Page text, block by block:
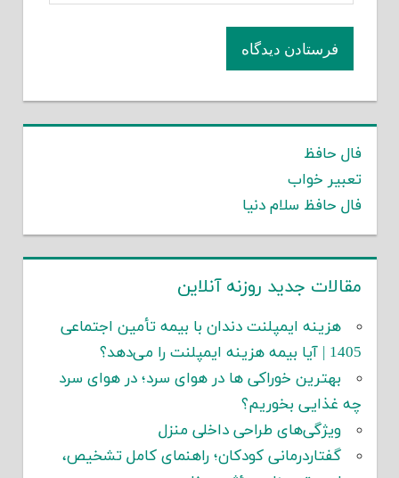
فال حافظ
تعبیر خواب
فال حافظ سلام دنیا
مقالات جدید روزنه آنلاین
هزینه ایمپلنت دندان با بیمه تأمین اجتماعی
1405 | آیا بیمه هزینه ایمپلنت را می‌دهد؟
بهترین خوراکی ها در هوای سرد؛ در هوای سرد
چه غذایی بخوریم؟
ویژگی‌های طراحی داخلی منزل
گفتاردرمانی کودکان؛ راهنمای کامل تشخیص،